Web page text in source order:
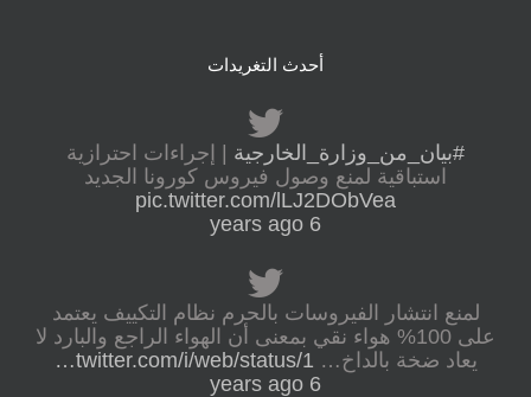
أحدث التغريدات
#بيان_من_وزارة_الخارجية | إجراءات احترازية
استباقية لمنع وصول فيروس كورونا الجديد
pic.twitter.com/lLJ2DObVea
6 years ago
لمنع انتشار الفيروسات بالحرم نظام التكييف يعتمد
على 100% هواء نقي بمعنى أن الهواء الراجع والبارد لا
يعاد ضخة بالداخ… twitter.com/i/web/status/1…
6 years ago